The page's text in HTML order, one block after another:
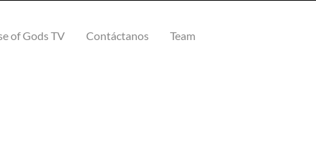
of Gods TV Contáctanos Team